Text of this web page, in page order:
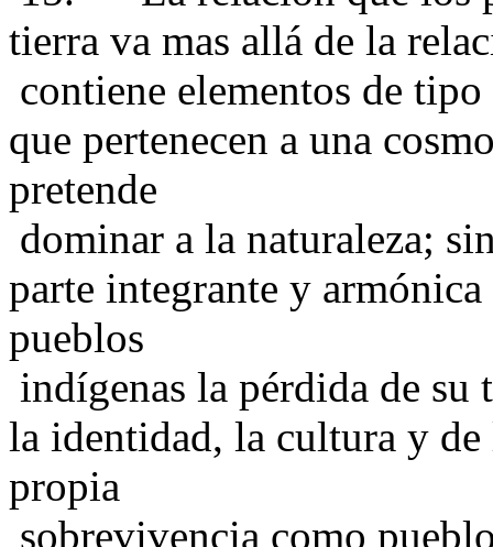
tierra va mas allá de la
contiene elementos de
que pertenecen a una
pretende
dominar a la naturaleza;
parte integrante y
pueblos
indígenas la pérdida de
la identidad, la cultura y
propia
sobrevivencia como